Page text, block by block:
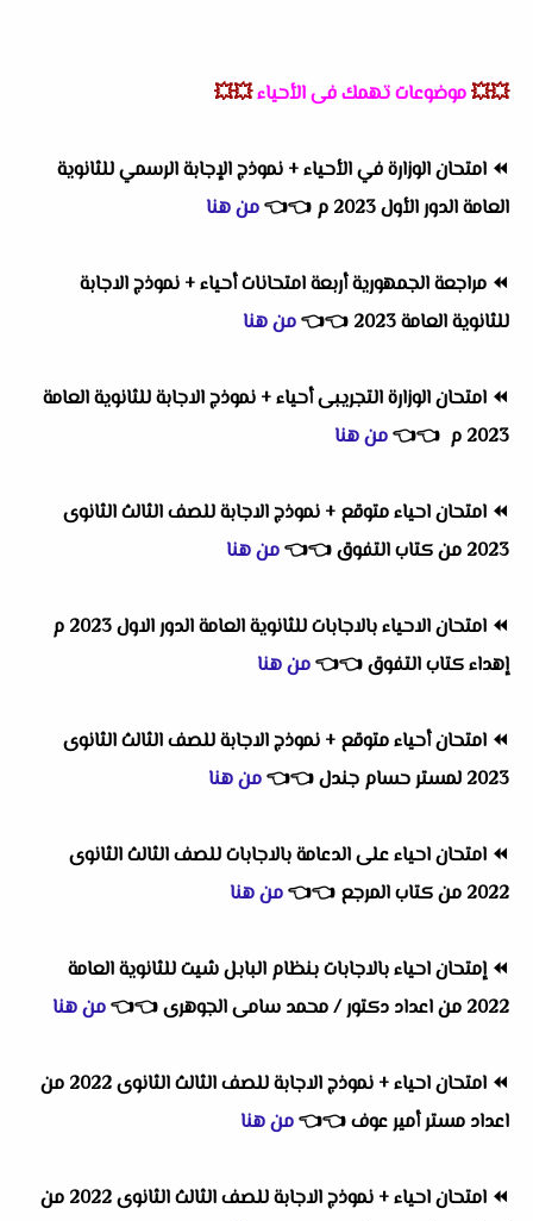
💥💥موضوعات تهمك فى الأحياء💥💥
⏪ امتحان الوزارة في الأحياء + نموذج الإجابة الرسمي للثانوية
العامة الدور الأول 2023 م
👈
👈من هنا
⏪ مراجعة الجمهورية أربعة امتحانات أحياء + نموذج الاجابة
للثانوية العامة 2023
👈
👈من هنا
⏪ امتحان الوزارة التجريبى أحياء + نموذج الاجابة للثانوية العامة
2023 م
👈
👈من هنا
⏪ امتحان احياء متوقع + نموذج الاجابة للصف الثالث الثانوى
2023 من كتاب التفوق
👈
👈من هنا
⏪
امتحان الاحياء بالاجابات للثانوية العامة الدور الاول 2023 م
إهداء كتاب التفوق👈
👈من هنا
⏪ امتحان أحياء متوقع + نموذج الاجابة للصف الثالث الثانوى
2023 لمستر حسام جندل
👈
👈من هنا
⏪ امتحان احياء على الدعامة بالاجابات للصف الثالث الثانوى
2022 من كتاب المرجع
👈
👈من هنا
⏪إمتحان احياء بالاجابات بنظام البابل شيت للثانوية العامة
2022 من اعداد دكتور / محمد سامى الجوهرى
👈
👈من هنا
⏪
امتحان احياء + نموذج الاجابة للصف الثالث الثانوى 2022 من
اعداد مستر أمير عوف👈
👈من هنا
⏪
امتحان احياء + نموذج الاجابة للصف الثالث الثانوى 2022 من